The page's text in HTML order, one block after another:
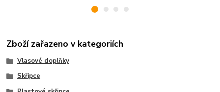
Zboží zařazeno v kategoriích
Vlasové doplňky
Skřipce